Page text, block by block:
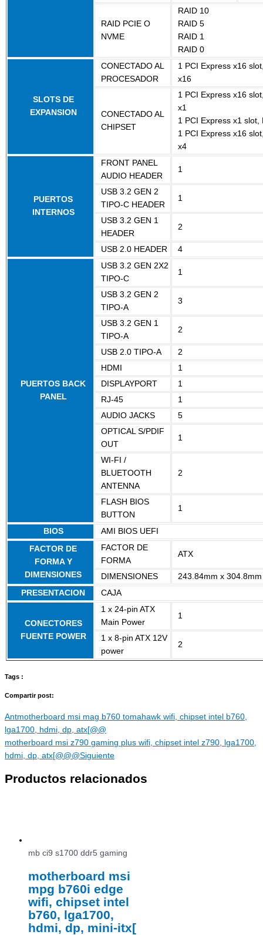
RAID PCIE O
NVME
RAID 10
RAID 5
RAID 1
RAID 0
SLOTS DE
EXPANSION
CONECTADO AL
PROCESADOR
1 PCI Express x16
x16
CONECTADO AL
CHIPSET
1 PCI Express x16
x1
1 PCI Express x1 slot,
1 PCI Express x16
x4
PUERTOS
INTERNOS
FRONT PANEL
AUDIO HEADER
1
USB 3.2 GEN 2
TIPO-C HEADER
1
USB 3.2 GEN 1
HEADER
2
USB 2.0 HEADER 4
PUERTOS BACK
PANEL
USB 3.2 GEN 2X2
TIPO-C
1
USB 3.2 GEN 2
TIPO-A
3
USB 3.2 GEN 1
TIPO-A
2
USB 2.0 TIPO-A
2
HDMI
1
DISPLAYPORT
1
RJ-45
1
AUDIO JACKS
5
OPTICAL S/PDIF
OUT
1
WI-FI /
BLUETOOTH
ANTENNA
2
FLASH BIOS
BUTTON
1
BIOS
AMI BIOS UEFI
FACTOR DE
FORMA Y
DIMENSIONES
FACTOR DE
FORMA
ATX
DIMENSIONES
243.84mm x 304.8mm
PRESENTACION
CAJA
CONECTORES
FUENTE POWER
1 x 24-pin ATX
Main Power
1
1 x 8-pin ATX 12V
power
2
Tags :
Compartir post:
Antmotherboard msi mag b760 tomahawk wifi, chipset intel b760,
lga1700, hdmi, dp, atx[@@
motherboard msi z790 gaming plus wifi, chipset intel z790, lga1700,
hdmi, dp, atx[@@@Siguiente
Productos relacionados
mb ci9 s1700 ddr5 gaming
motherboard msi
mpg b760i edge
wifi, chipset intel
b760, lga1700,
hdmi, dp, mini-itx[